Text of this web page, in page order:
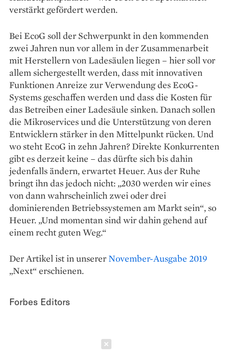
verstärkt gefördert werden.
Bei EcoG soll der Schwerpunkt in den kommenden
zwei Jahren nun vor allem in der Zusammen­arbeit
mit Herstellern von Ladesäulen ­liegen – hier soll vor
allem sicher­gestellt werden, dass mit innovativen
Funktionen Anreize zur Verwendung des EcoG-
Systems geschaffen werden und dass die Kosten für
das Betreiben einer Ladesäule sinken. Danach sollen
die Mikro­services und die Unterstützung von deren
Entwicklern stärker in den Mittelpunkt rücken. Und
wo steht EcoG in zehn Jahren? Direkte Konkurrenten
gibt es derzeit keine – das dürfte sich bis dahin
jedenfalls ändern, erwartet Heuer. Aus der Ruhe
bringt ihn das jedoch nicht: „2030 werden wir eines
von dann wahrscheinlich zwei oder drei
dominierenden Betriebssystemen am Markt sein“, so
­Heuer. „Und momentan sind wir dahin gehend auf
einem recht guten Weg.“
Der Artikel ist in unserer November-Ausgabe 2019
„Next“ erschienen.
Forbes Editors